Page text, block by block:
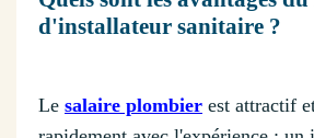
d'installateur sanitaire ?
Le salaire plombier est attractif